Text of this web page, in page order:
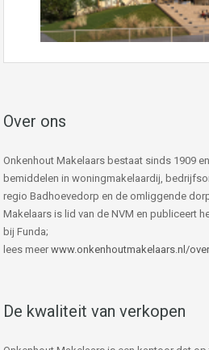
Over ons
Onkenhout Makelaars bestaat sinds 1909
bemiddelen in woningmakelaardij,
regio Badhoevedorp en de omliggende
Makelaars is lid van de NVM en publiceert
bij Funda;
lees meer www.onkenhoutmakelaars.nl/
De kwaliteit van verkopen